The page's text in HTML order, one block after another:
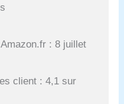
: 8 juillet
client : 4,1 sur